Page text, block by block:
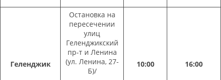
Геленджик
Остановка на
пересечении
улиц
Геленджикский
пр-т и Ленина
(ул. Ленина, 27-
Б)/
10:00 16:00